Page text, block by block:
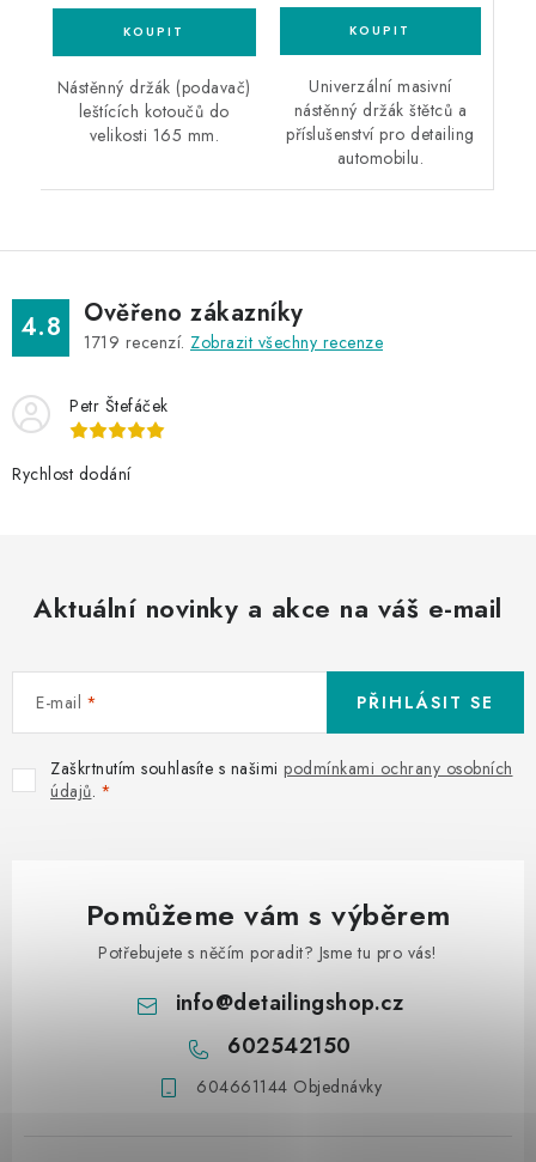
Nástěnný držák (podavač)
leštících kotoučů do
velikosti 165 mm.
Univerzální masivní
nástěnný držák štětců a
příslušenství pro detailing
automobilu.
4.8 Ověřeno zákazníky
1719 recenzí. Zobrazit všechny recenze
Petr Štefáček
Rychlost dodání
Aktuální novinky a akce na váš e-mail
E-mail
Zaškrtnutím souhlasíte s našimi podmínkami ochrany osobních
údajů.
PŘIHLÁSIT SE
Pomůžeme vám s výběrem
Potřebujete s něčím poradit? Jsme tu pro vás!
info@detailingshop.cz
602542150
604661144 Objednávky